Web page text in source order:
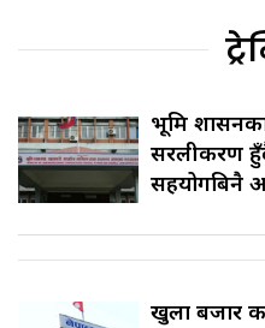
भूमि
सरलीकरण
सहयोगबिनै
खुला बजार